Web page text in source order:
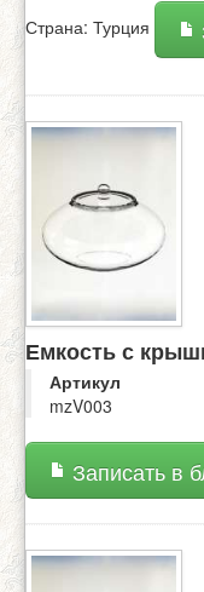
Страна: Турция
Емкость с
Артикул
mzV003
Записать в